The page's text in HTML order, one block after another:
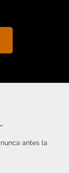
antes la